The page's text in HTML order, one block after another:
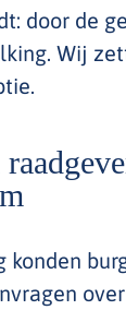
door de
Wij
konden